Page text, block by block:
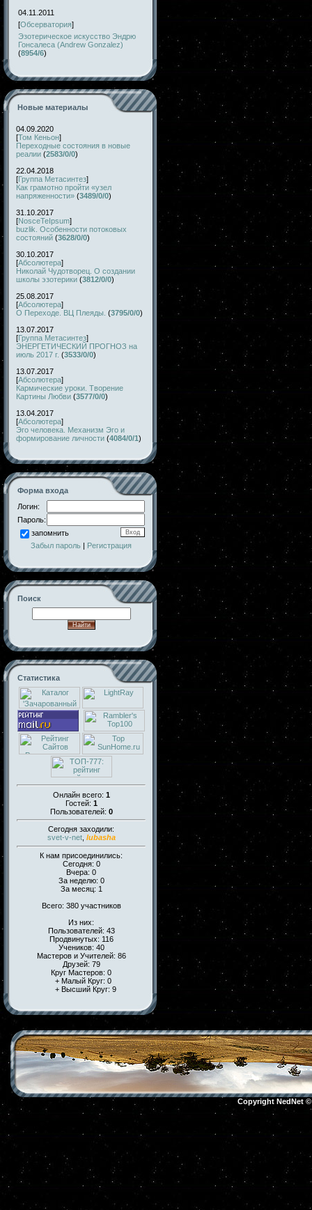
04.11.2011
[Обсерватория]
Эзотерическое искусство Эндрю
Гонсалеса (Andrew Gonzalez)
(8954/6)
Новые материалы
04.09.2020
[Том Кеньон]
Переходные состояния в новые
реалии (2583/0/0)
22.04.2018
[Группа Метасинтез]
Как грамотно пройти «узел
напряженности» (3489/0/0)
31.10.2017
[NosceTeIpsum]
buzlik. Особенности потоковых
состояний (3628/0/0)
30.10.2017
[Абсолютера]
Николай Чудотворец. О создании
школы эзотерики (3812/0/0)
25.08.2017
[Абсолютера]
О Переходе. ВЦ Плеяды. (3795/0/0)
13.07.2017
[Группа Метасинтез]
ЭНЕРГЕТИЧЕСКИЙ ПРОГНОЗ на
июль 2017 г. (3533/0/0)
13.07.2017
[Абсолютера]
Кармические уроки. Творение
Картины Любви (3577/0/0)
13.04.2017
[Абсолютера]
Эго человека. Механизм Эго и
формирование личности (4084/0/1)
Форма входа
Логин:
Пароль:
запомнить
Забыл пароль | Регистрация
Поиск
Статистика
Онлайн всего: 1
Гостей: 1
Пользователей: 0
Сегодня заходили:
svet-v-net, lubasha
К нам присоединились:
Сегодня: 0
Вчера: 0
За неделю: 0
За месяц: 1
Всего: 380 участников
Из них:
Пользователей: 43
Продвинутых: 116
Учеников: 40
Мастеров и Учителей: 86
Друзей: 79
Круг Мастеров: 0
+ Малый Круг: 0
+ Высший Круг: 9
Copyright NedNet